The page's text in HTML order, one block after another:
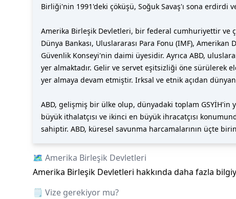
Birliği'nin 1991'deki çöküşü, Soğuk Savaş'ı sona erdirdi
Amerika Birleşik Devletleri, bir federal cumhuriyettir ve
Dünya Bankası, Uluslararası Para Fonu (IMF),
Güvenlik Konseyi'nin daimi üyesidir. Ayrıca ABD,
yer almaktadır. Gelir ve servet eşitsizliği öne sürülerek
yer almaya devam etmiştir. Irksal ve etnik açıdan
ABD, gelişmiş bir ülke olup, dünyadaki toplam GSYİH'in
büyük ithalatçısı ve ikinci en büyük ihracatçısı
sahiptir. ABD, küresel savunma harcamalarının üçte
🗺️ Amerika Birleşik Devletleri
Amerika Birleşik Devletleri hakkında daha fazla
🗒️ Vize gerekiyor mu?